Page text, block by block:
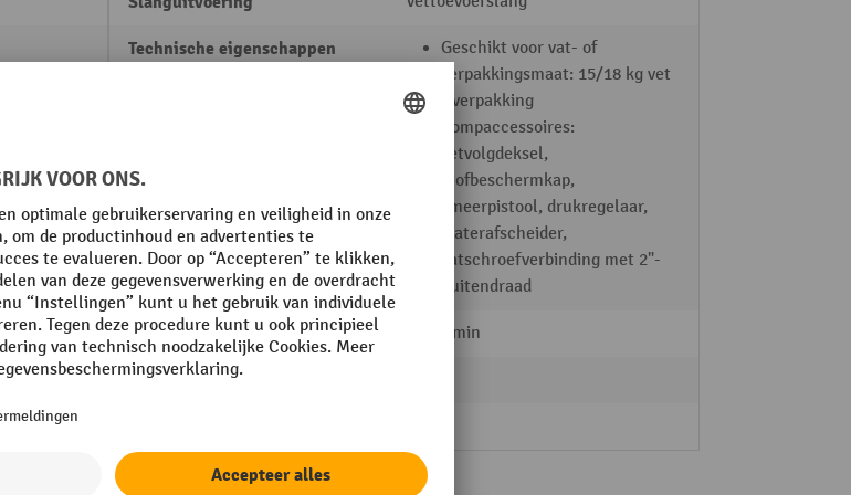
Technische eigenschappen
Geschikt voor vat- of
verpakkingsmaat: 15/18 kg vet
- verpakking
Pompaccessoires:
vetvolgdeksel,
stofbeschermkap,
smeerpistool, drukregelaar,
waterafscheider,
vatschroefverbinding met 2"-
buitendraad
Transportvermogen 550 g/min
Vaten ledigen